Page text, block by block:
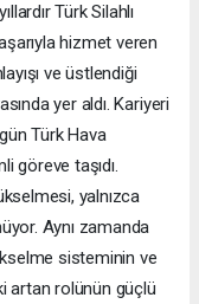
Türk Silahlı
hizmet veren
ve üstlendiği
yer aldı. Kariyeri
Türk Hava
göreve taşıdı.
yalnızca
Aynı zamanda
sisteminin ve
artan rolünün güçlü